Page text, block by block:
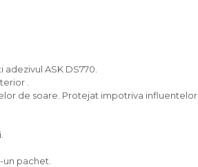
ASK DS770.
.
de soare. Protejat impotriva influentelor
pachet.